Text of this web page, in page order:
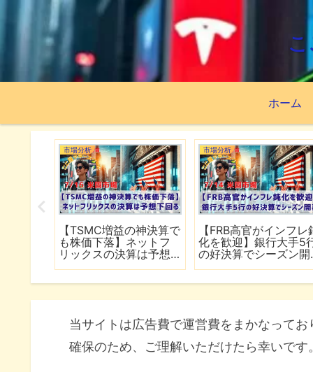
ホーム
市場分析
【TSMC増益の神決算で
も株価下落】ネットフ
リックスの決算は予想
市場分析
【FRB高官がインフレ
化を歓迎】銀行大手5
の好決算でシーズン開
当サイトは広告費で運営費をまかなって
確保のため、ご理解いただけたら幸いです